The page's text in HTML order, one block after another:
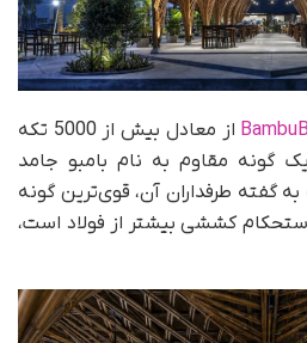
از معادل بیش از 5000 تکه
گونه مقاوم به نام بامبو جامد
گفته طرفداران آن، قوی‌ترین گونه
کششی بیشتر از فولاد است،